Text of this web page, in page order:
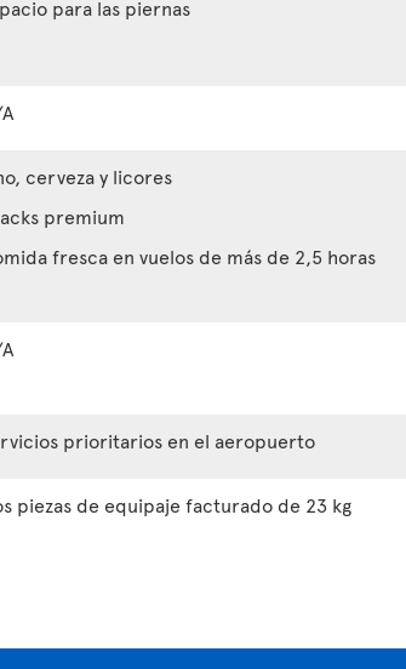
para las piernas
cerveza y licores
premium
fresca en vuelos de más de 2,5 horas
prioritarios en el aeropuerto
piezas de equipaje facturado de 23 kg